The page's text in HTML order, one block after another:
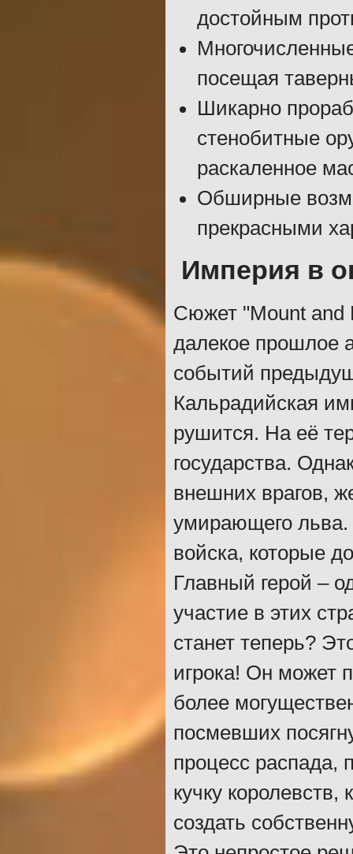
достойным
посещая
Шикарно
стенобитные
раскаленное
Обширные
прекрасными
Империя в
Сюжет "Mount and
далекое прошлое
событий
Кальрадийская
рушится. На её
государства.
внешних врагов,
умирающего льва.
войска, которые
Главный герой –
участие в этих
станет теперь?
игрока! Он может
более
посмевших
процесс распада,
кучку
создать